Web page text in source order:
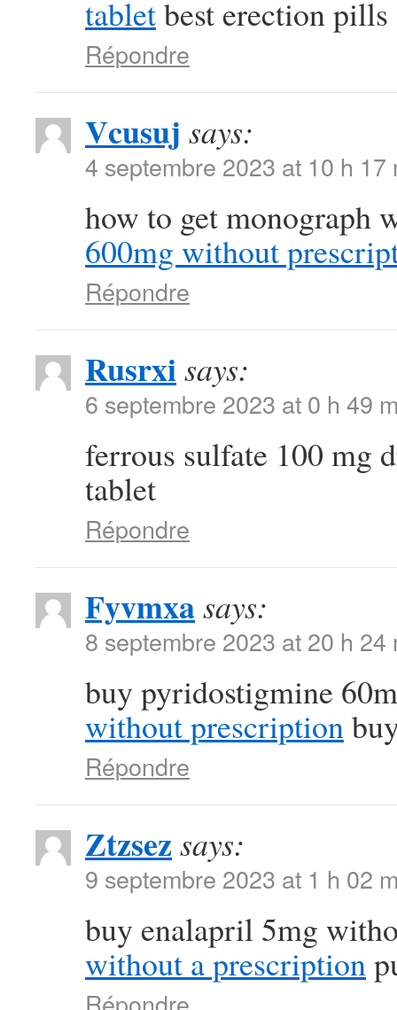
tabletbest erection pills
Répondre
Vcusuj says:
4 septembre 2023 at 10 h 17
how to get monograph
600mg without
Répondre
Rusrxisays:
6 septembre 2023 at 0 h 49
ferrous sulfate 100 mg
tablet
Répondre
Fyvmxasays:
8 septembre 2023 at 20 h 24
buy pyridostigmine
without prescription
Répondre
Ztzsez says:
9 septembre 2023 at 1 h 02
buy enalapril 5mg
without a prescription